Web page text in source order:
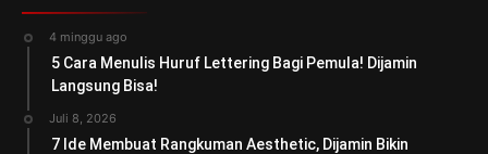
4 minggu ago
5 Cara Menulis Huruf Lettering Bagi Pemula! Dijamin
Langsung Bisa!
Juli 8, 2026
7 Ide Membuat Rangkuman Aesthetic, Dijamin Bikin